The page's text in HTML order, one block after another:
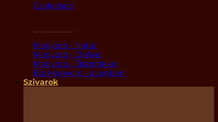
Csokoládé
Mogyoró - Natúr
Mogyoró - Chilivel
Mogyoró - fűszerekkel
Bio Mogyoró - üvegben
Szivarok